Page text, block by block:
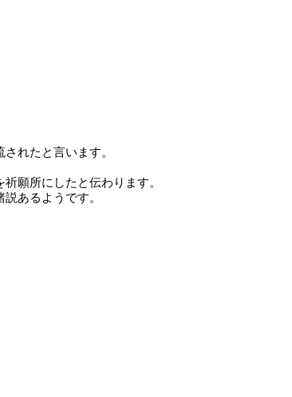
れたと言います。
願所にしたと伝わります。
あるようです。